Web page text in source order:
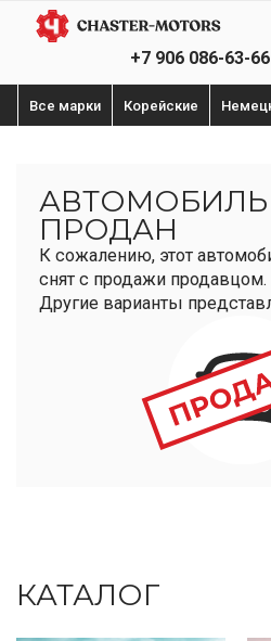
+7 906 086-63-66
Все марки Корейские
ПРОДАН
К сожалению, этот
снят с продажи продавцом.
Другие варианты
КАТАЛОГ